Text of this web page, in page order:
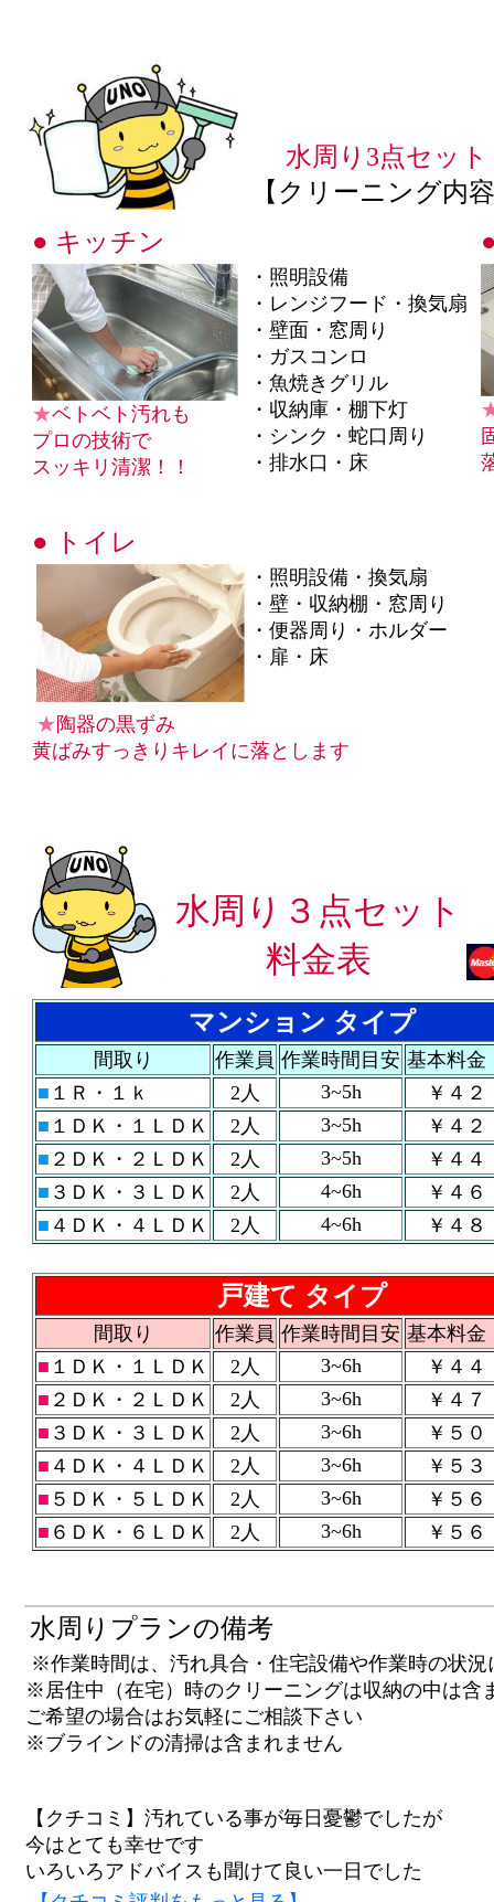
水周り3点セット
【クリーニング内
● キッチン
★ベトベト汚れも
プロの技術で
スッキリ清潔！！
・照明設備
・レンジフード・換気扇
・壁面・窓周り
・ガスコンロ
・魚焼きグリル
・収納庫・棚下灯
・シンク・蛇口周り
・排水口・床
● トイレ
・照明設備・換気扇
・壁・収納棚・窓周り
・便器周り・ホルダー
・扉・床
★ 陶器の黒ずみ
黄ばみすっきりキレイに落とします
-
水周り３点セット
料金表
マンション タイプ
間取り 作業員 作業時間目安 基本料金
■ １Ｒ・１ｋ 2人 3~5h
￥４２
■ １ＤＫ・１ＬＤＫ 2人 3~5h
￥４２
■ ２ＤＫ・２ＬＤＫ 2人 3~5h
￥４４
■ ３ＤＫ・３ＬＤＫ 2人 4~6h
￥４６
■ ４ＤＫ・４ＬＤＫ 2人 4~6h ￥４８
戸建て タイプ
間取り 作業員 作業時間目安 基本料金
■ １ＤＫ・１ＬＤＫ 2人 3~6h
￥４４
■ ２ＤＫ・２ＬＤＫ 2人 3~6h
￥４７
■ ３ＤＫ・３ＬＤＫ 2人 3~6h
￥５０
■ ４ＤＫ・４ＬＤＫ 2人 3~6h
￥５３
■ ５ＤＫ・５ＬＤＫ 2人 3~6h
￥５６
■ ６ＤＫ・６ＬＤＫ 2人 3~6h ￥５６
水周りプランの備考
※作業時間は、汚れ具合・住宅設備や作業時の状況
※居住中（在宅）時のクリーニングは収納の中は含
ご希望の場合はお気軽にご相談下さい
※ブラインドの清掃は含まれません
【クチコミ】汚れている事が毎日憂鬱でしたが
今はとても幸せです
いろいろアドバイスも聞けて良い一日でした